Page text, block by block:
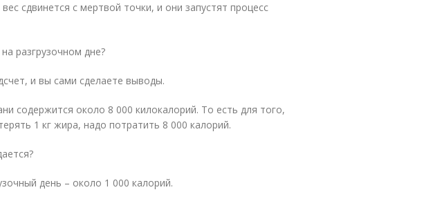
сдвинется с мертвой точки, и они запустят процесс
разгрузочном дне?
и вы сами сделаете выводы.
содержится около 8 000 килокалорий. То есть для того,
1 кг жира, надо потратить 8 000 калорий.
день – около 1 000 калорий.